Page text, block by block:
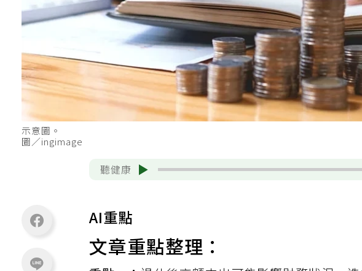
示意圖。
圖／ingimage
聽健康
AI重點
文章重點整理：